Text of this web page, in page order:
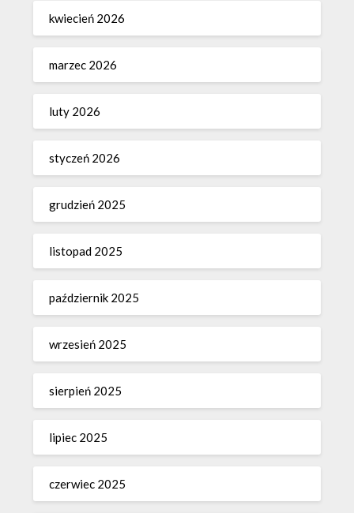
kwiecień 2026
marzec 2026
luty 2026
styczeń 2026
grudzień 2025
listopad 2025
październik 2025
wrzesień 2025
sierpień 2025
lipiec 2025
czerwiec 2025